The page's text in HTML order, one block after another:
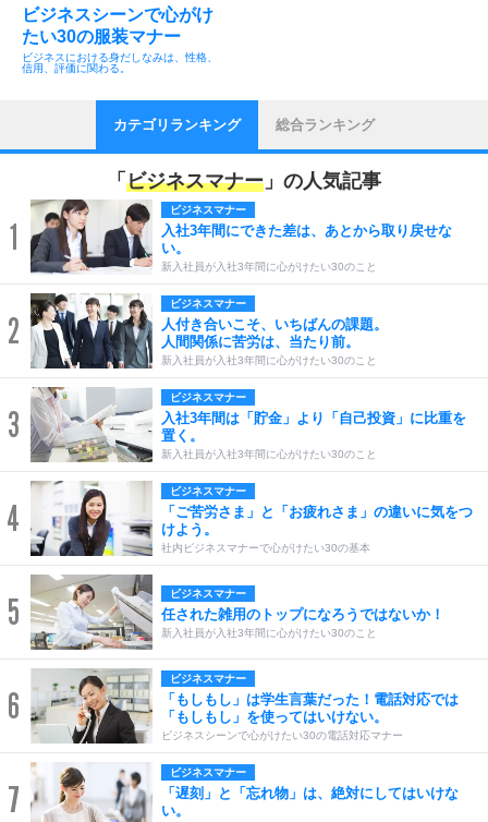
ビジネスシーンで心がけ
たい30の服装マナー
ビジネスにおける身だしなみは、性格、
信用、評価に関わる。
カテゴリランキング 総合ランキング
「 ビジネスマナー 」の人気記事
1
ビジネスマナー
入社3年間にできた差は、あとから取り戻せな
い。
新入社員が入社3年間に心がけたい30のこと
2
ビジネスマナー
人付き合いこそ、いちばんの課題。
人間関係に苦労は、当たり前。
新入社員が入社3年間に心がけたい30のこと
3
ビジネスマナー
入社3年間は「貯金」より「自己投資」に比重を
置く。
新入社員が入社3年間に心がけたい30のこと
4
ビジネスマナー
「ご苦労さま」と「お疲れさま」の違いに気をつ
けよう。
社内ビジネスマナーで心がけたい30の基本
5 ビジネスマナー
任された雑用のトップになろうではないか！
新入社員が入社3年間に心がけたい30のこと
6
ビジネスマナー
「もしもし」は学生言葉だった！電話対応では
「もしもし」を使ってはいけない。
ビジネスシーンで心がけたい30の電話対応マナー
7
ビジネスマナー
「遅刻」と「忘れ物」は、絶対にしてはいけな
い。